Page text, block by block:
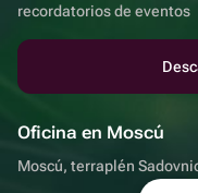
recordatorios de eventos
Oficina en Moscú
Moscú, terraplén